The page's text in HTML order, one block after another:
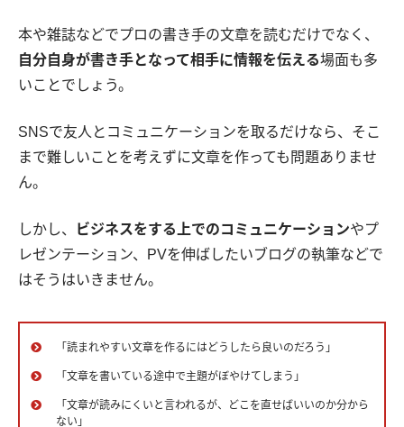
本や雑誌などでプロの書き手の文章を読むだけでなく、
自分自身が書き手となって相手に情報を伝える場面も多
いことでしょう。
SNSで友人とコミュニケーションを取るだけなら、そこ
まで難しいことを考えずに文章を作っても問題ありませ
ん。
しかし、 ビジネスをする上でのコミュニケーションやプ
レゼンテーション、PVを伸ばしたいブログの執筆などで
はそうはいきません。
「読まれやすい文章を作るにはどうしたら良いのだろう」
「文章を書いている途中で主題がぼやけてしまう」
「文章が読みにくいと言われるが、どこを直せばいいのか分から
ない」